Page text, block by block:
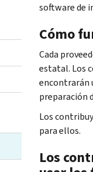
software de
Cómo
Cada
estatal. Los
encontrarán
preparación
Los
para ellos.
Los